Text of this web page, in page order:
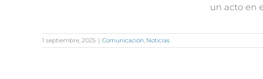
un acto en
1 septiembre, 2025 | Comunicación, Noticias